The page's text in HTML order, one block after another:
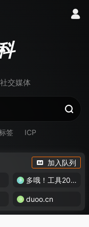
社交媒体
签 ICP
加入队列
多哦！工具200+
duoo.cn